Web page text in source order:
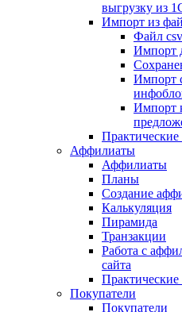
выгрузку из
Импорт из
Файл csv
Импорт
Импорт
Импорт
Практические
Аффилиаты
Аффилиаты
Планы
Создание
Калькуляция
Пирамида
Транзакции
Работа с
сайта
Практические
Покупатели
Покупатели